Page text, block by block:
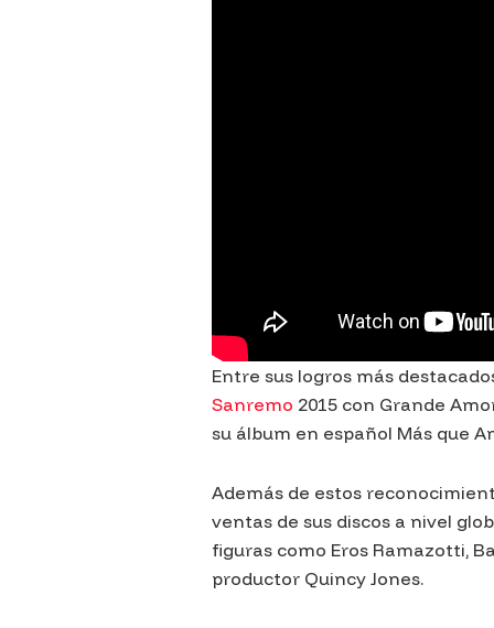
Entre sus logros más
Sanremo 2015 con Grande
su álbum en español Más que
Además de estos
ventas de sus discos a nivel
figuras como Eros Ramazotti,
productor Quincy Jones.